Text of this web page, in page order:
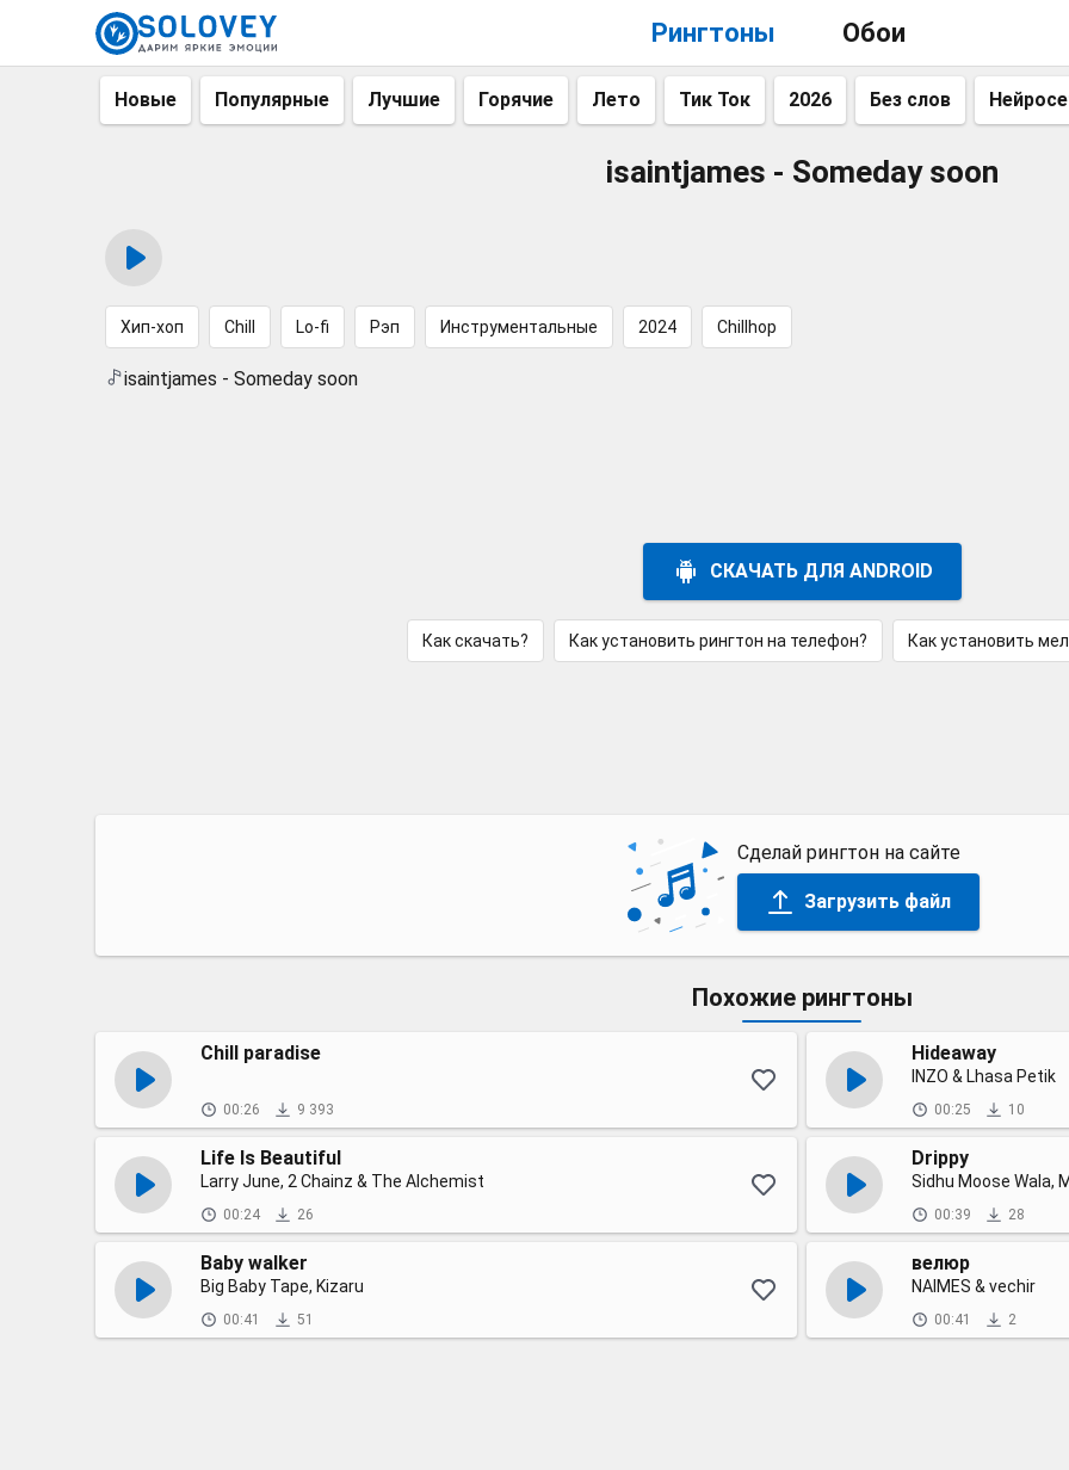
Рингтоны Обои
Новые Популярные Лучшие Горячие Лето Тик Ток 2026 Без слов
isaintjames - Someday soon
Хип-хоп Chill Lo-fi Рэп Инструментальные 2024 Chillhop
isaintjames - Someday soon
СКАЧАТЬ ДЛЯ ANDROID
Как скачать? Как установить рингтон на телефон? Как установить
Сделай рингтон на сайте
Загрузить файл
Похожие рингтоны
Chill paradise
00:26 9 393
Hideaway
INZO & Lhasa Petik
00:25 10
Life Is Beautiful
Larry June, 2 Chainz & The Alchemist
00:24 26
Drippy
Sidhu Moose Wala,
00:39 28
Baby walker
Big Baby Tape, Kizaru
00:41 51
велюр
NAIMES & vechir
00:41 2